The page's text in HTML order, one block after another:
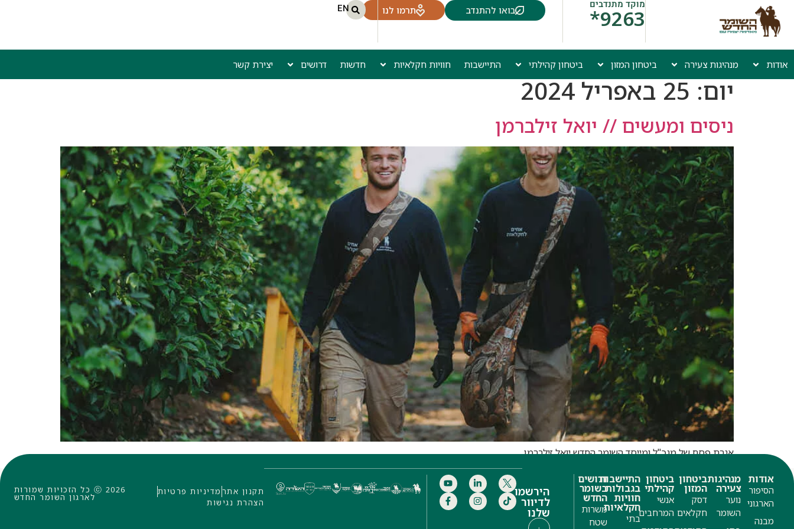
מוקד מתנדבים
9263* בואו להתנדב תרמו לנו EN
אודות מנהיגות צעירה ביטחון המזון ביטחון קהילתי התיישבות חוויות חקלאיות חדשות דרושים יצירת קשר
יום: 25 באפריל 2024
ניסים ומעשים // יואל זילברמן
אגרת פסח של מנכ"ל ומייסד השומר החדש יואל זילברמן
אודות
הסיפור
הארגוני
מבנה
מנהיגות
צעירה
נוער
השומר
ביטחון
המזון
דסק
חקלאים
ביטחון
קהילתי
אנשי
המרחבים
התיישבות
בגבולות
חוויות
חקלאיות
בתי
דרושים
בשומר
החדש
משרות
שטח
הירשמו
לדיוור
שלנו
תקנון אתר מדיניות פרטיות
הצהרת נגישות
ⓒ 2026 כל הזכויות שמורות
לארגון השומר החדש